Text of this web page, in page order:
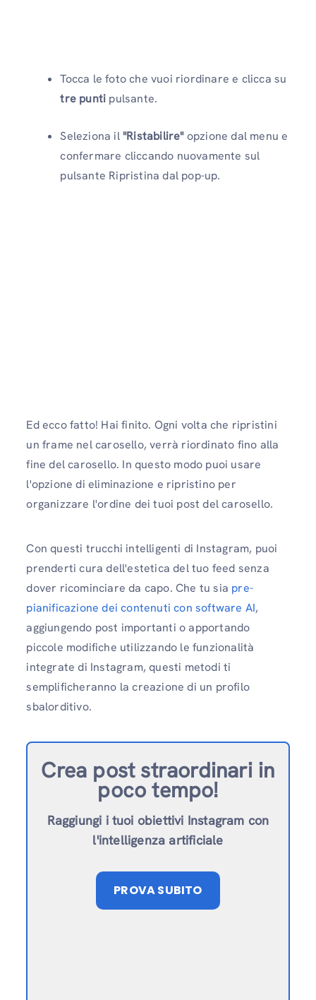
Tocca le foto che vuoi riordinare e clicca su
tre punti pulsante.
Seleziona il"Ristabilire"opzione dal menu e
confermare cliccando nuovamente sul
pulsante Ripristina dal pop-up.
Ed ecco fatto! Hai finito. Ogni volta che ripristini
un frame nel carosello, verrà riordinato fino alla
fine del carosello. In questo modo puoi usare
l'opzione di eliminazione e ripristino per
organizzare l'ordine dei tuoi post del carosello.
Con questi trucchi intelligenti di Instagram, puoi
prenderti cura dell'estetica del tuo feed senza
dover ricominciare da capo. Che tu sia pre-
pianificazione dei contenuti con software AI,
aggiungendo post importanti o apportando
piccole modifiche utilizzando le funzionalità
integrate di Instagram, questi metodi ti
semplificheranno la creazione di un profilo
sbalorditivo.
Crea post straordinari in
poco tempo!
Raggiungi i tuoi obiettivi Instagram con
l'intelligenza artificiale
PROVA SUBITO